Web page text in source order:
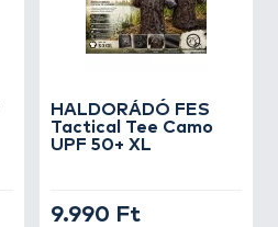
HALDORÁDÓ FES
Tactical Tee Camo
UPF 50+ XL
9.990 Ft